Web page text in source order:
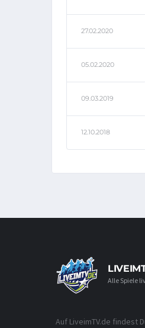
27.02.2020
05.02.2020
09.03.2019
12.10.2018
Alle Spiele
Auf LiveimTV.de findest